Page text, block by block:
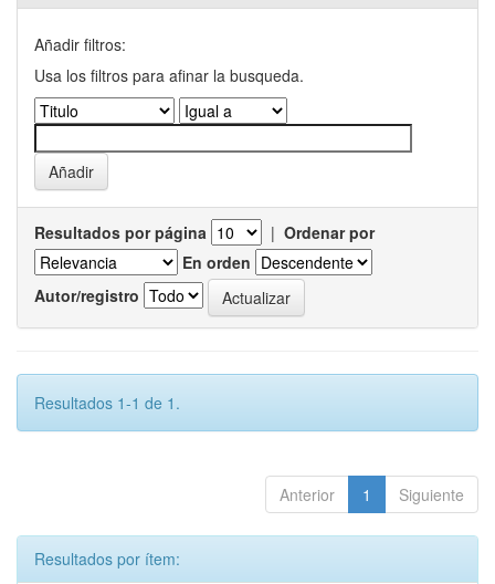
Añadir filtros:
Usa los filtros para afinar la busqueda.
Resultados por página | Ordenar por
En orden
Autor/registro
Resultados 1-1 de 1.
Anterior 1 Siguiente
Resultados por ítem: